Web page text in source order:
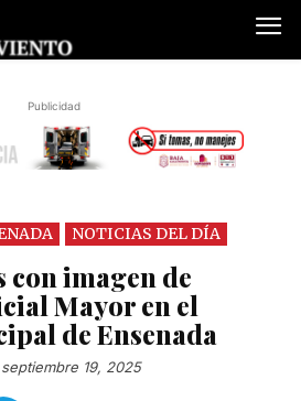
Publicidad
NOTICIAS DEL DÍA
con imagen de
Mayor en el
de Ensenada
septiembre 19, 2025